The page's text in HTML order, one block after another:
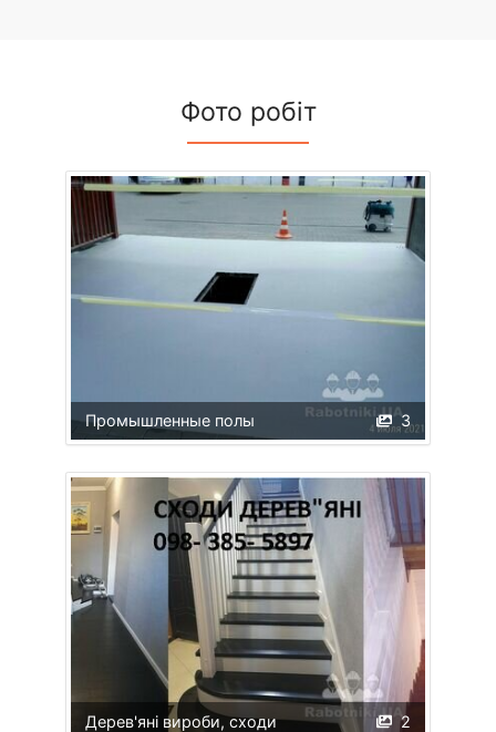
Фото робіт
3
Промышленные полы
2
Дерев'яні вироби, сходи